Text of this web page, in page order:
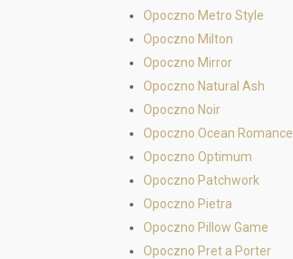
Opoczno Metro Style
Opoczno Milton
Opoczno Mirror
Opoczno Natural Ash
Opoczno Noir
Opoczno Ocean Romance
Opoczno Optimum
Opoczno Patchwork
Opoczno Pietra
Opoczno Pillow Game
Opoczno Pret a Porter